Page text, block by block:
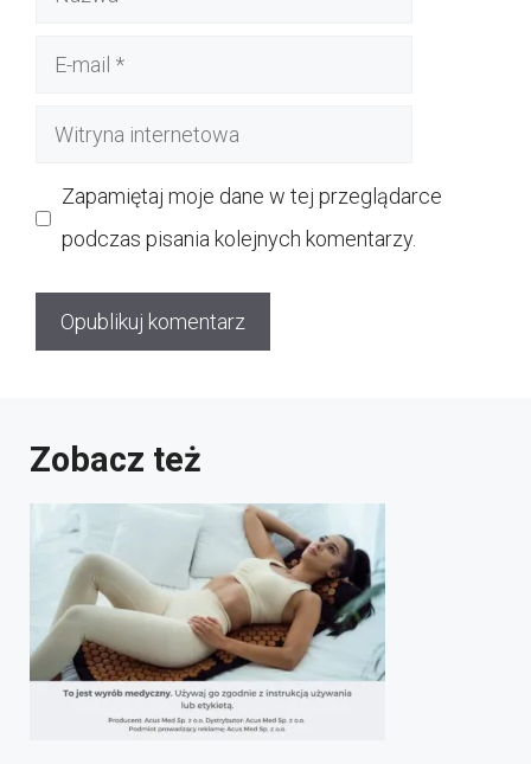
Witryna
Zapamiętaj moje dane w tej przeglądarce
podczas pisania kolejnych komentarzy.
Zobacz też